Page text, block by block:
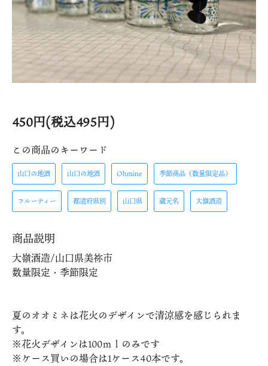
450円(税込495円)
この商品のキーワード
山口の地酒 山口の地酒 Ohmine 季節商品（数量限定品）
フルーティー 都道府県別 山口県 蔵元名 大嶺酒造
商品説明
大嶺酒造/山口県美祢市
数量限定・季節限定
夏のオオミネは花火のデザインで清涼感を感じられま
す。
※花火デザインは100ｍｌのみです
※ケース買いの場合は1ケース40本です。